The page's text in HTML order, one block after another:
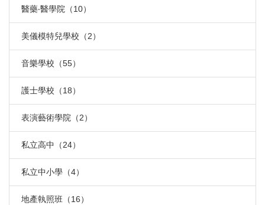
醫藥‧醫學院（10）
美儀模特兒學校（2）
音樂學校（55）
護士學校（18）
表演藝術學院（2）
私立高中（24）
私立中小學（4）
地產執照班（16）